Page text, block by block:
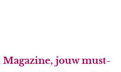
jouw must-